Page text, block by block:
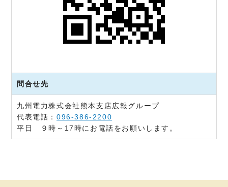
問合せ先
九州電力株式会社熊本支店広報グループ
代表電話： 096-386-2200
平日 ９時～17時にお電話をお願いします。